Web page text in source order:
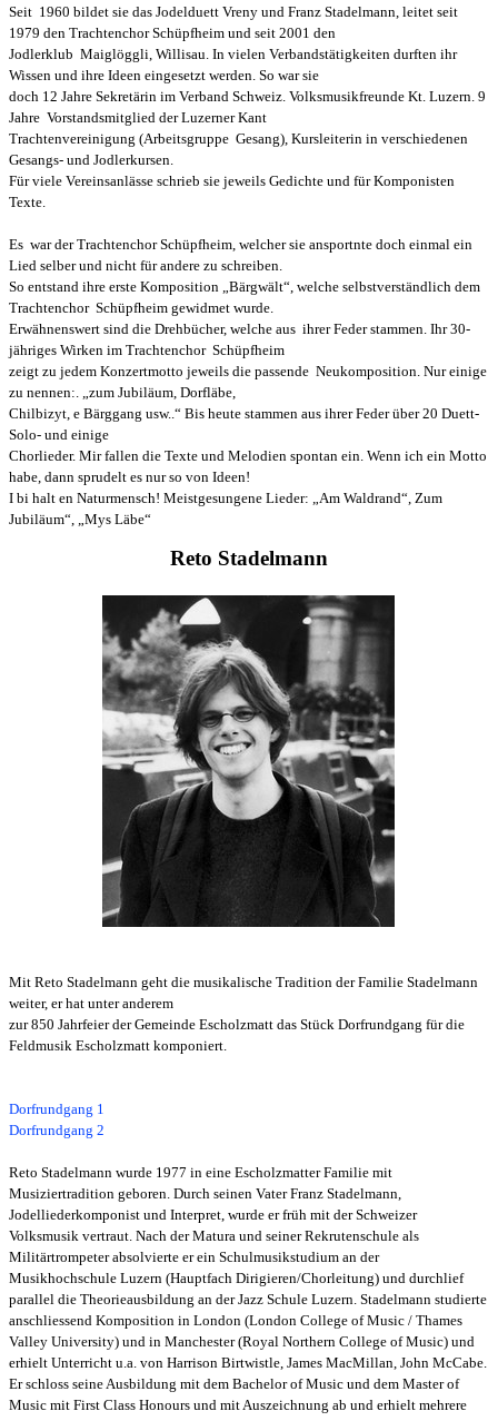
Seit 1960 bildet sie das Jodelduett Vreny und Franz Stadelmann, leitet seit
1979 den Trachtenchor Schüpfheim und seit 2001 den
Jodlerklub Maiglöggli, Willisau. In vielen Verbandstätigkeiten durften ihr
Wissen und ihre Ideen eingesetzt werden. So war sie
doch 12 Jahre Sekretärin im Verband Schweiz. Volksmusikfreunde Kt. Luzern. 9
Jahre Vorstandsmitglied der Luzerner Kant
Trachtenvereinigung (Arbeitsgruppe Gesang), Kursleiterin in verschiedenen
Gesangs- und Jodlerkursen.
Für viele Vereinsanlässe schrieb sie jeweils Gedichte und für Komponisten
Texte.
Es war der Trachtenchor Schüpfheim, welcher sie ansportnte doch einmal ein
Lied selber und nicht für andere zu schreiben.
So entstand ihre erste Komposition „Bärgwält“, welche selbstverständlich dem
Trachtenchor Schüpfheim gewidmet wurde.
Erwähnenswert sind die Drehbücher, welche aus ihrer Feder stammen. Ihr 30-
jähriges Wirken im Trachtenchor Schüpfheim
zeigt zu jedem Konzertmotto jeweils die passende Neukomposition. Nur einige
zu nennen:. „zum Jubiläum, Dorfläbe,
Chilbizyt, e Bärggang usw..“ Bis heute stammen aus ihrer Feder über 20 Duett-
Solo- und einige
Chorlieder. Mir fallen die Texte und Melodien spontan ein. Wenn ich ein Motto
habe, dann sprudelt es nur so von Ideen!
I bi halt en Naturmensch! Meistgesungene Lieder: „Am Waldrand“, Zum
Jubiläum“, „Mys Läbe“
Reto Stadelmann
Mit Reto Stadelmann geht die musikalische Tradition der Familie Stadelmann
weiter, er hat unter anderem
zur 850 Jahrfeier der Gemeinde Escholzmatt das Stück Dorfrundgang für die
Feldmusik Escholzmatt komponiert.
Dorfrundgang 1
Dorfrundgang 2
Reto Stadelmann wurde 1977 in eine Escholzmatter Familie mit
Musiziertradition geboren. Durch seinen Vater Franz Stadelmann,
Jodelliederkomponist und Interpret, wurde er früh mit der Schweizer
Volksmusik vertraut. Nach der Matura und seiner Rekrutenschule als
Militärtrompeter absolvierte er ein Schulmusikstudium an der
Musikhochschule Luzern (Hauptfach Dirigieren/Chorleitung) und durchlief
parallel die Theorieausbildung an der Jazz Schule Luzern. Stadelmann studierte
anschliessend Komposition in London (London College of Music / Thames
Valley University) und in Manchester (Royal Northern College of Music) und
erhielt Unterricht u.a. von Harrison Birtwistle, James MacMillan, John McCabe.
Er schloss seine Ausbildung mit dem Bachelor of Music und dem Master of
Music mit First Class Honours und mit Auszeichnung ab und erhielt mehrere